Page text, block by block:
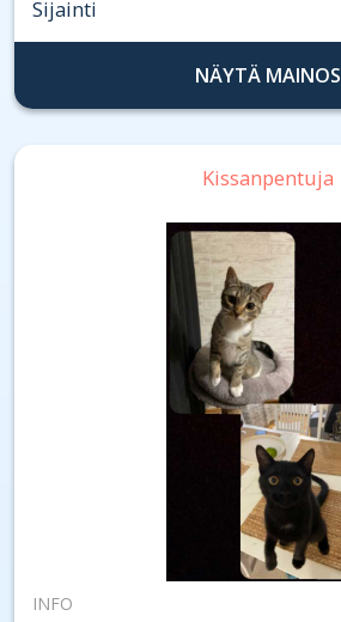
Sijainti
NÄYTÄ MAINOS
Kissanpentuja
INFO